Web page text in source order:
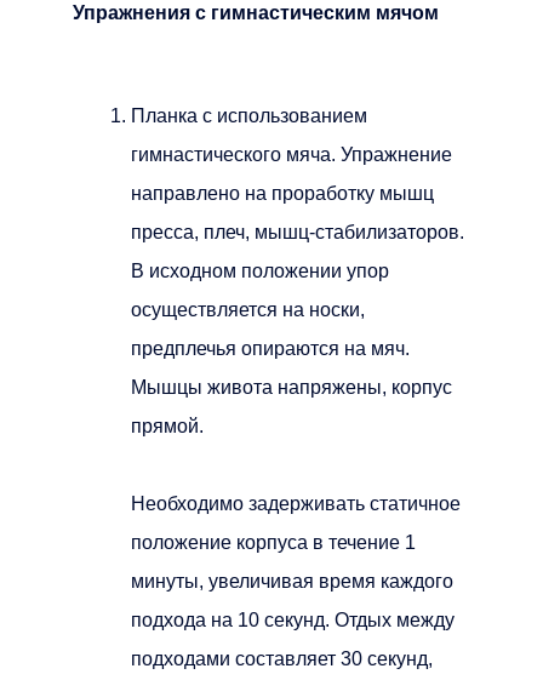
Упражнения с гимнастическим мячом
Планка с использованием
гимнастического мяча. Упражнение
направлено на проработку мышц
пресса, плеч, мышц-стабилизаторов.
В исходном положении упор
осуществляется на носки,
предплечья опираются на мяч.
Мышцы живота напряжены, корпус
прямой.
Необходимо задерживать статичное
положение корпуса в течение 1
минуты, увеличивая время каждого
подхода на 10 секунд. Отдых между
подходами составляет 30 секунд,